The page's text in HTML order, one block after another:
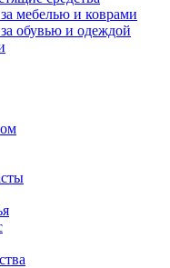
мебелью и коврами
обувью и одеждой